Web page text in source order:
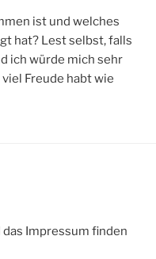
ist und welches
hat? Lest selbst, falls
ich würde mich sehr
Freude habt wie
Impressum finden